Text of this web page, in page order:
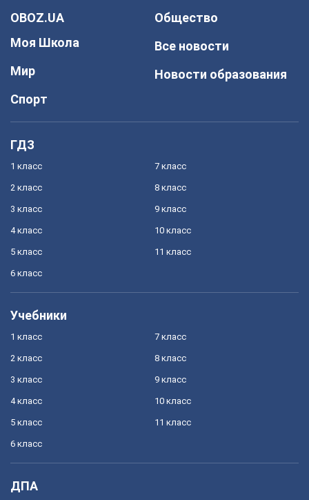
OBOZ.UA
Моя Школа
Мир
Спорт
Общество
Все новости
Новости образования
ГДЗ
1 класс
2 класс
3 класс
4 класс
5 класс
6 класс
7 класс
8 класс
9 класс
10 класс
11 класс
Учебники
1 класс
2 класс
3 класс
4 класс
5 класс
6 класс
7 класс
8 класс
9 класс
10 класс
11 класс
ДПА